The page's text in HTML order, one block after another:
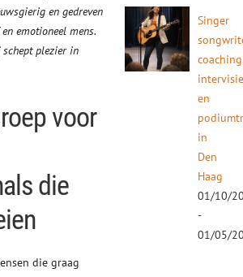
en gedreven
emotioneel mens.
plezier in
voor
die
die graag
Singer
en
in
Den
Haag
01/10/
-
01/05/